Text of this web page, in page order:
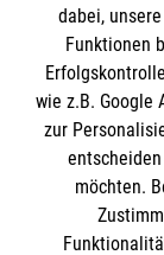
Lucie Hinz
Nachricht
dabei,
Funktionen
wie z.B. Google
zur
möchten.